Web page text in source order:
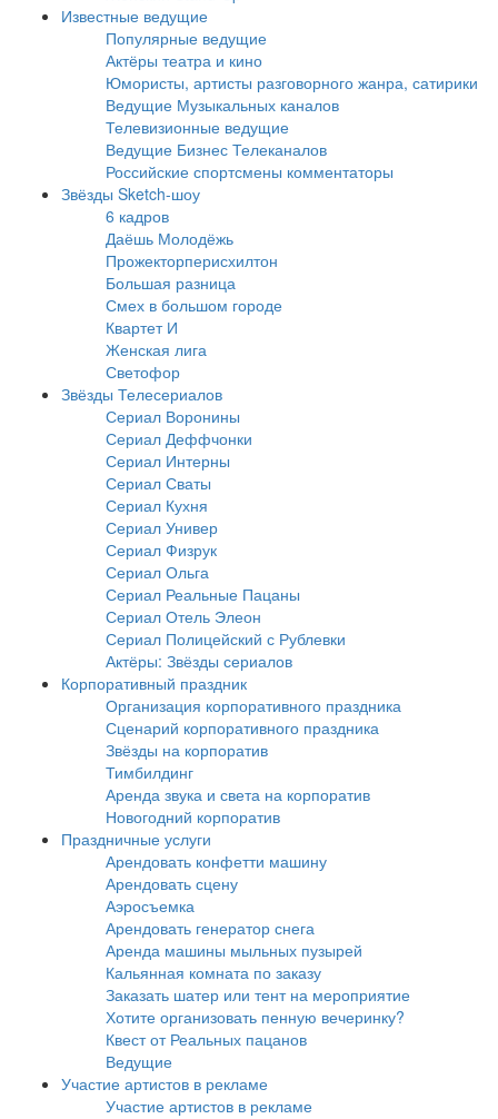
Известные ведущие
Популярные ведущие
Актёры театра и кино
Юмористы, артисты разговорного жанра, сатирики
Ведущие Музыкальных каналов
Телевизионные ведущие
Ведущие Бизнес Телеканалов
Российские спортсмены комментаторы
Звёзды Sketch-шоу
6 кадров
Даёшь Молодёжь
Прожекторперисхилтон
Большая разница
Смех в большом городе
Квартет И
Женская лига
Светофор
Звёзды Телесериалов
Сериал Воронины
Сериал Деффчонки
Сериал Интерны
Сериал Сваты
Сериал Кухня
Сериал Универ
Сериал Физрук
Сериал Ольга
Сериал Реальные Пацаны
Сериал Отель Элеон
Сериал Полицейский с Рублевки
Актёры: Звёзды сериалов
Корпоративный праздник
Организация корпоративного праздника
Сценарий корпоративного праздника
Звёзды на корпоратив
Тимбилдинг
Аренда звука и света на корпоратив
Новогодний корпоратив
Праздничные услуги
Арендовать конфетти машину
Арендовать сцену
Аэросъемка
Арендовать генератор снега
Аренда машины мыльных пузырей
Кальянная комната по заказу
Заказать шатер или тент на мероприятие
Хотите организовать пенную вечеринку?
Квест от Реальных пацанов
Ведущие
Участие артистов в рекламе
Участие артистов в рекламе